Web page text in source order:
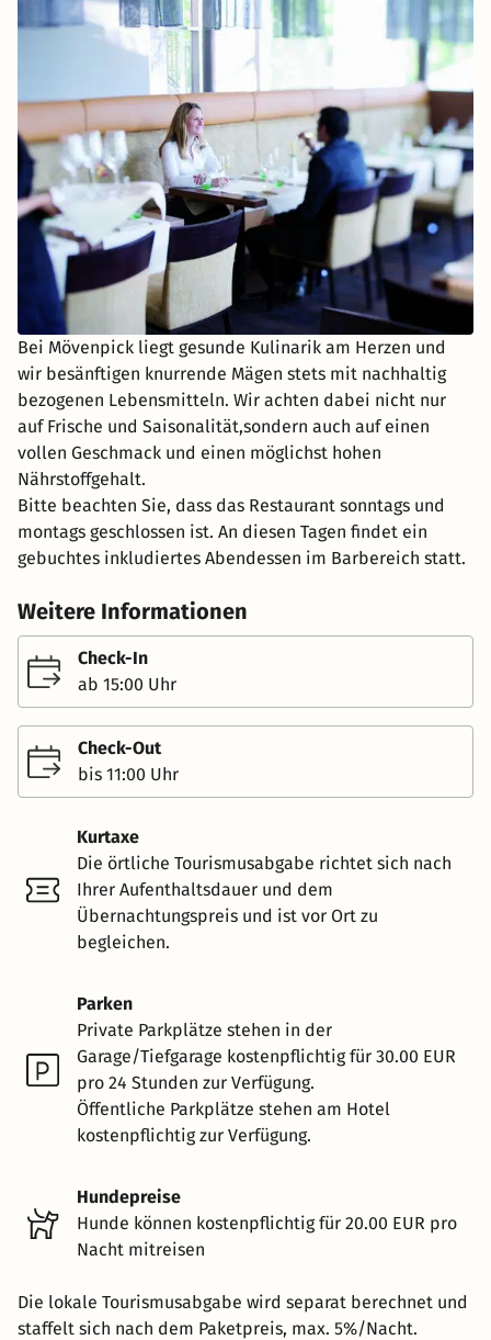
Bei Mövenpick liegt gesunde Kulinarik am Herzen und
wir besänftigen knurrende Mägen stets mit nachhaltig
bezogenen Lebensmitteln. Wir achten dabei nicht nur
auf Frische und Saisonalität,sondern auch auf einen
vollen Geschmack und einen möglichst hohen
Nährstoffgehalt.
Bitte beachten Sie, dass das Restaurant sonntags und
montags geschlossen ist. An diesen Tagen findet ein
gebuchtes inkludiertes Abendessen im Barbereich statt.
Weitere Informationen
Check-In
ab 15:00 Uhr
Check-Out
bis 11:00 Uhr
Kurtaxe
Die örtliche Tourismusabgabe richtet sich nach
Ihrer Aufenthaltsdauer und dem
Übernachtungspreis und ist vor Ort zu
begleichen.
Parken
Private Parkplätze stehen in der
Garage/Tiefgarage kostenpflichtig für 30.00 EUR
pro 24 Stunden zur Verfügung.
Öffentliche Parkplätze stehen am Hotel
kostenpflichtig zur Verfügung.
Hundepreise
Hunde können kostenpflichtig für 20.00 EUR pro
Nacht mitreisen
Die lokale Tourismusabgabe wird separat berechnet und
staffelt sich nach dem Paketpreis, max. 5%/Nacht.